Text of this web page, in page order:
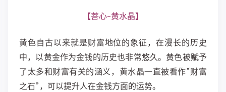
【菩心-黄水晶】
黄色自古以来就是财富地位的象征，在漫长的历史
中，以黄金作为金钱的历史也非常悠久。黄色被赋予
了太多和财富有关的涵义，黄水晶一直被看作“财富
之石”，可以提升人在金钱方面的运势。